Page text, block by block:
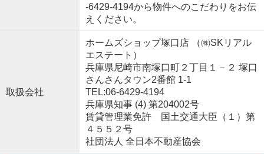
-6429-4194から物件へのこだわりをお伝
えください。
取扱会社
ホームズショップ塚口店 （㈱SKリアル
エステート）
兵庫県尼崎市南塚口町２丁目１－２ 塚口
さんさんタウン2番館 1-1
TEL:06-6429-4194
兵庫県知事 (4) 第204002号
賃貸管理業免許 国土交通大臣（１）第
４５５２号
社団法人 全日本不動産協会